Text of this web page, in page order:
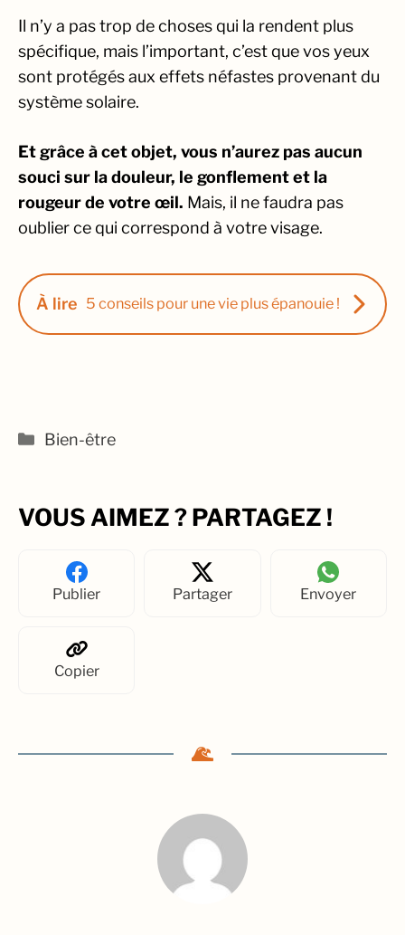
Il n’y a pas trop de choses qui la rendent plus
spécifique, mais l’important, c’est que vos yeux
sont protégés aux effets néfastes provenant du
système solaire.
Et grâce à cet objet, vous n’aurez pas aucun
souci sur la douleur, le gonflement et la
rougeur de votre œil. Mais, il ne faudra pas
oublier ce qui correspond à votre visage.
À lire 5 conseils pour une vie plus épanouie !
Catégories
Bien-être
VOUS AIMEZ ? PARTAGEZ !
Publier Partager Envoyer
Copier